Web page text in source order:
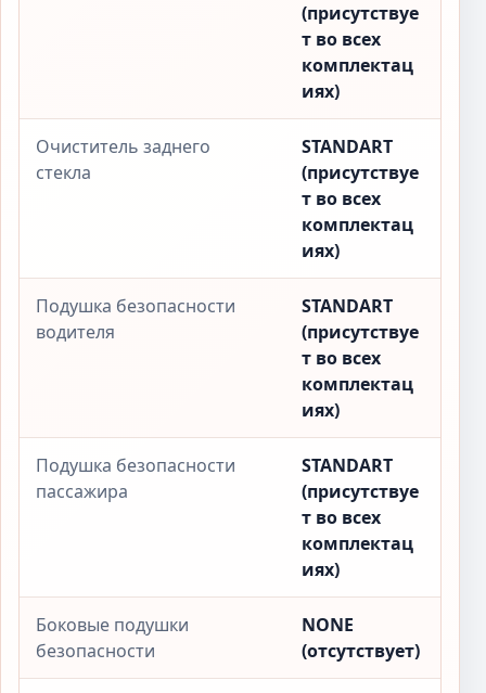
(присутствуе
т во всех
комплектац
иях)
Очиститель заднего
стекла
STANDART
(присутствуе
т во всех
комплектац
иях)
Подушка безопасности
водителя
STANDART
(присутствуе
т во всех
комплектац
иях)
Подушка безопасности
пассажира
STANDART
(присутствуе
т во всех
комплектац
иях)
Боковые подушки
безопасности
NONE
(отсутствует)